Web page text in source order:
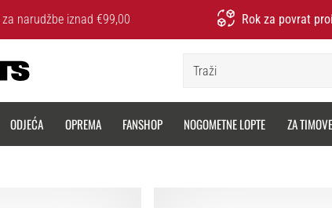
za narudžbe iznad €99,00 Rok za povrat
ODJEĆA OPREMA FANSHOP NOGOMETNE LOPTE ZA TIMOVE